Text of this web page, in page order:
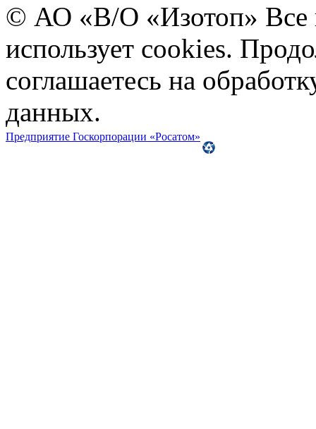
© АО «В/О «Изотоп» Все
использует cookies.
соглашаетесь на
данных.
Предприятие Госкорпорации «Росатом»